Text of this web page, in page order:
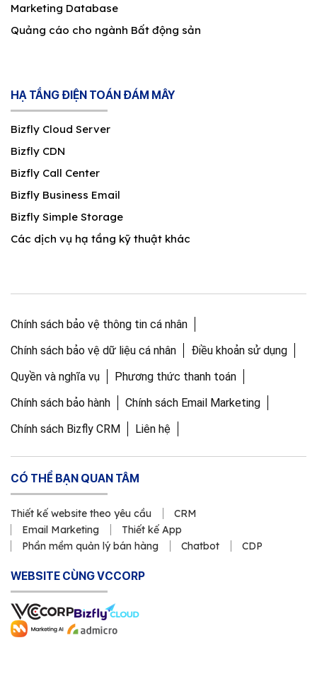
Marketing Database
Quảng cáo cho ngành Bất động sản
HẠ TẦNG ĐIỆN TOÁN ĐÁM MÂY
Bizfly Cloud Server
Bizfly CDN
Bizfly Call Center
Bizfly Business Email
Bizfly Simple Storage
Các dịch vụ hạ tầng kỹ thuật khác
Chính sách bảo vệ thông tin cá nhân
Chính sách bảo vệ dữ liệu cá nhân
Điều khoản sử dụng
Quyền và nghĩa vụ
Phương thức thanh toán
Chính sách bảo hành
Chính sách Email Marketing
Chính sách Bizfly CRM
Liên hệ
CÓ THỂ BẠN QUAN TÂM
Thiết kế website theo yêu cầu
CRM
Email Marketing
Thiết kế App
Phần mềm quản lý bán hàng
Chatbot CDP
WEBSITE CÙNG VCCORP